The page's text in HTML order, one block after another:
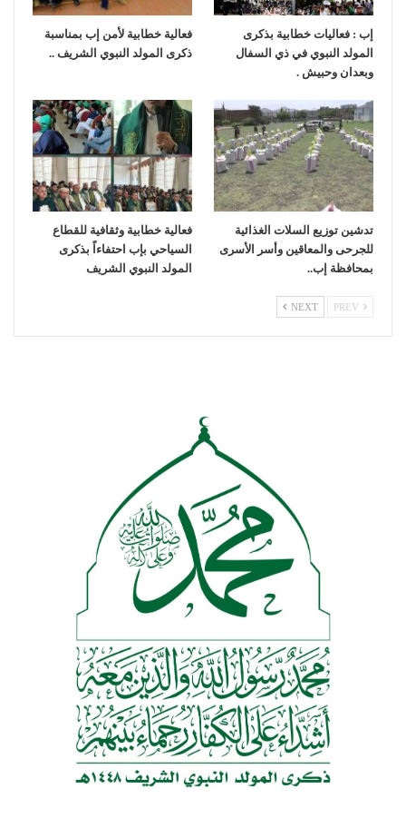
إب : فعاليات خطابية بذكرى
المولد النبوي في ذي السفال
وبعدان وحبيش .
فعالية خطابية لأمن إب بمناسبة
ذكرى المولد النبوي الشريف ..
تدشين توزيع السلات الغذائية
للجرحى والمعاقين وأسر الأسرى
بمحافظة إب..
فعالية خطابية وثقافية للقطاع
السياحي بإب احتفاءاً بذكرى
المولد النبوي الشريف
NEXT